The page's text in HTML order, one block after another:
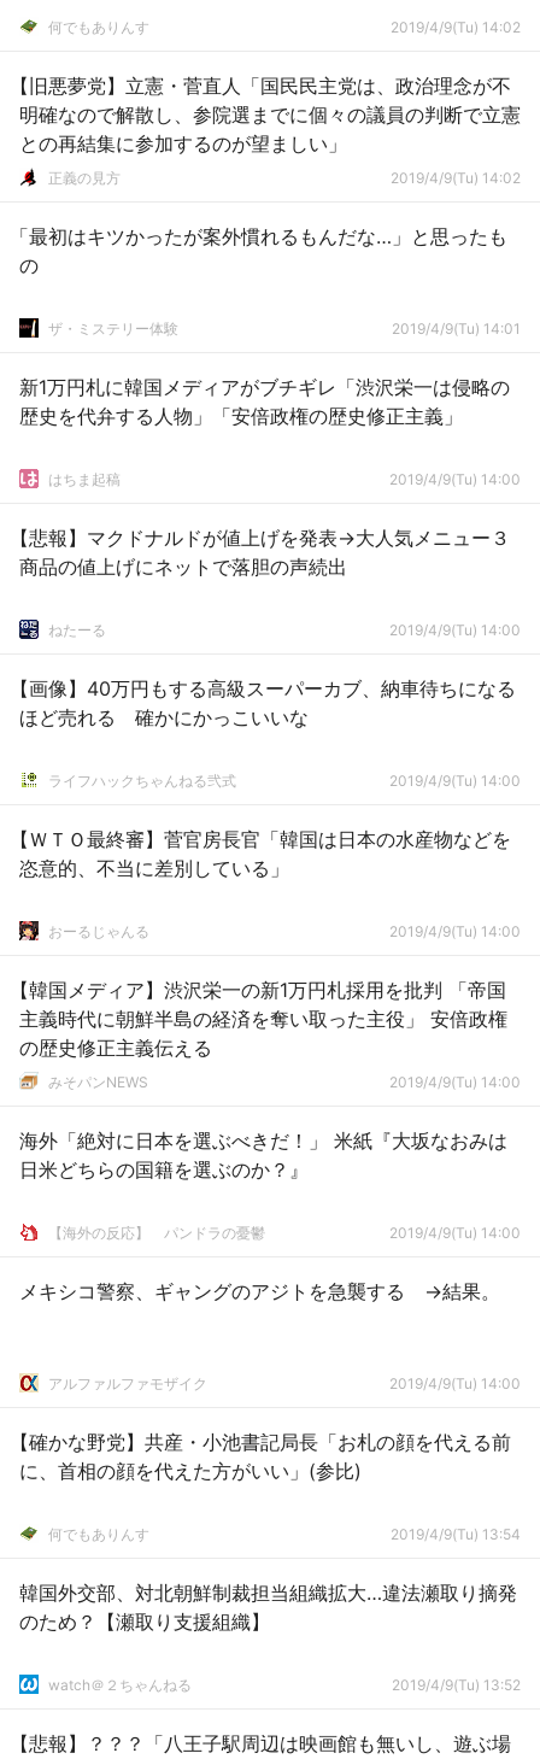
何でもありんす 2019/4/9(Tu) 14:02
【旧悪夢党】立憲・菅直人「国民民主党は、政治理念が不
明確なので解散し、参院選までに個々の議員の判断で立憲
との再結集に参加するのが望ましい」
正義の見方 2019/4/9(Tu) 14:02
「最初はキツかったが案外慣れるもんだな…」と思ったも
の
ザ・ミステリー体験 2019/4/9(Tu) 14:01
新1万円札に韓国メディアがブチギレ「渋沢栄一は侵略の
歴史を代弁する人物」「安倍政権の歴史修正主義」
はちま起稿 2019/4/9(Tu) 14:00
【悲報】マクドナルドが値上げを発表→大人気メニュー３
商品の値上げにネットで落胆の声続出
ねたーる 2019/4/9(Tu) 14:00
【画像】40万円もする高級スーパーカブ、納車待ちになる
ほど売れる 確かにかっこいいな
ライフハックちゃんねる弐式 2019/4/9(Tu) 14:00
【ＷＴＯ最終審】菅官房長官「韓国は日本の水産物などを
恣意的、不当に差別している」
おーるじゃんる 2019/4/9(Tu) 14:00
【韓国メディア】渋沢栄一の新1万円札採用を批判 「帝国
主義時代に朝鮮半島の経済を奪い取った主役」 安倍政権
の歴史修正主義伝える
みそパンNEWS 2019/4/9(Tu) 14:00
海外「絶対に日本を選ぶべきだ！」 米紙『大坂なおみは
日米どちらの国籍を選ぶのか？』
【海外の反応】 パンドラの憂鬱 2019/4/9(Tu) 14:00
メキシコ警察、ギャングのアジトを急襲する →結果。
アルファルファモザイク 2019/4/9(Tu) 14:00
【確かな野党】共産・小池書記局長「お札の顔を代える前
に、首相の顔を代えた方がいい」(参比)
何でもありんす 2019/4/9(Tu) 13:54
韓国外交部、対北朝鮮制裁担当組織拡大…違法瀬取り摘発
のため？【瀬取り支援組織】
watch＠２ちゃんねる 2019/4/9(Tu) 13:52
【悲報】？？？「八王子駅周辺は映画館も無いし、遊ぶ場